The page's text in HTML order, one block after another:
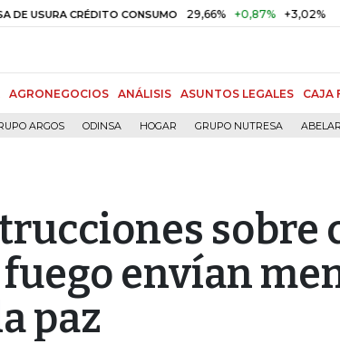
CRÉDITO CONSUMO 29,66% +0,87% +3,02% DTF
AGRONEGOCIOS ANÁLISIS ASUNTOS LEGALES CAJA
ARGOS ODINSA HOGAR GRUPO NUTRESA
sobre
envían
paz